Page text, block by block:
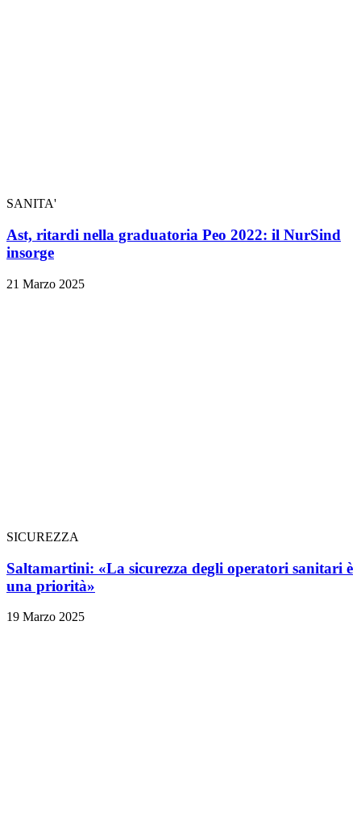
SANITA'
Ast, ritardi nella graduatoria Peo 2022: il NurSind
insorge
21 Marzo 2025
SICUREZZA
Saltamartini: «La sicurezza degli operatori sanitari è
una priorità»
19 Marzo 2025